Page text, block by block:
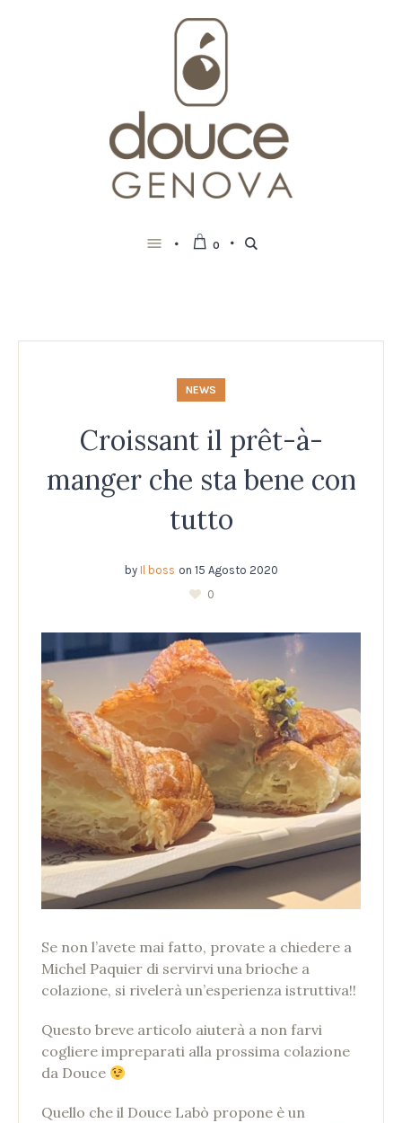
0
NEWS
Croissant il prêt-à-
manger che sta bene con
tutto
by Il boss on 15 Agosto 2020
0
Se non l’avete mai fatto, provate a chiedere a
Michel Paquier di servirvi una brioche a
colazione, si rivelerà un’esperienza istruttiva!!
Questo breve articolo aiuterà a non farvi
cogliere impreparati alla prossima colazione
da Douce
Quello che il Douce Labò propone è un